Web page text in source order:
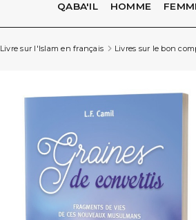
QABA'IL HOMME
Livre sur l'Islam en français Livres sur le bon